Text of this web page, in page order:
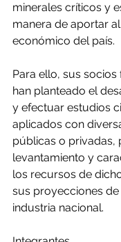
minerales críticos y
manera de aportar
económico del país.
Para ello, sus
han planteado el
y efectuar estudios
aplicados con
públicas o privadas,
levantamiento y
los recursos de
sus proyecciones
industria nacional.